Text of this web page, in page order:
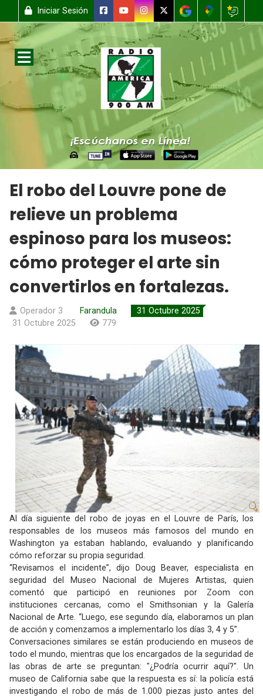
Iniciar Sesión
El robo del Louvre pone de
relieve un problema
espinoso para los museos:
cómo proteger el arte sin
convertirlos en fortalezas.
Operador 3 Farandula
31 Octubre 2025
31 Octubre 2025
779
Al día siguiente del robo de joyas en el Louvre de París, los
responsables de los museos más famosos del mundo en
Washington ya estaban hablando, evaluando y planificando
cómo reforzar su propia seguridad.
“Revisamos el incidente”, dijo Doug Beaver, especialista en
seguridad del Museo Nacional de Mujeres Artistas, quien
comentó que participó en reuniones por Zoom con
instituciones cercanas, como el Smithsonian y la Galería
Nacional de Arte. “Luego, ese segundo día, elaboramos un plan
de acción y comenzamos a implementarlo los días 3, 4 y 5”.
Conversaciones similares se están produciendo en museos de
todo el mundo, mientras que los encargados de la seguridad de
las obras de arte se preguntan: "¿Podría ocurrir aquí?". Un
museo de California sabe que la respuesta es sí: la policía está
investigando el robo de más de 1.000 piezas justo antes del